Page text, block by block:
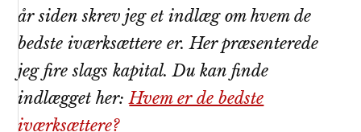
år siden skrev jeg et indlæg om hvem de
bedste iværksættere er. Her præsenterede
jeg fire slags kapital. Du kan finde
indlægget her:Hvem er de bedste
iværksættere?